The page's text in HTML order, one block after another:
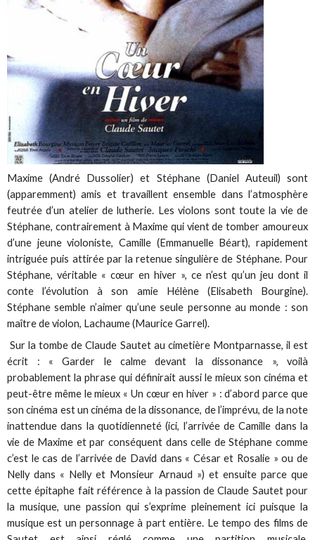
Maxime (André Dussolier) et Stéphane (Daniel Auteuil) sont
(apparemment) amis et travaillent ensemble dans l’atmosphère
feutrée d’un atelier de lutherie. Les violons sont toute la vie de
Stéphane, contrairement à Maxime qui vient de tomber amoureux
d’une jeune violoniste, Camille (Emmanuelle Béart), rapidement
intriguée puis attirée par la retenue singulière de Stéphane. Pour
Stéphane, véritable « cœur en hiver », ce n’est qu’un jeu dont il
conte l’évolution à son amie Hélène (Elisabeth Bourgine).
Stéphane semble n’aimer qu’une seule personne au monde : son
maître de violon, Lachaume (Maurice Garrel).
Sur la tombe de Claude Sautet au cimetière Montparnasse, il est
écrit : « Garder le calme devant la dissonance », voilà
probablement la phrase qui définirait aussi le mieux son cinéma et
peut-être même le mieux « Un cœur en hiver » : d’abord parce que
son cinéma est un cinéma de la dissonance, de l’imprévu, de la note
inattendue dans la quotidienneté (ici, l’arrivée de Camille dans la
vie de Maxime et par conséquent dans celle de Stéphane comme
c’est le cas de l’arrivée de David dans « César et Rosalie » ou de
Nelly dans « Nelly et Monsieur Arnaud ») et ensuite parce que
cette épitaphe fait référence à la passion de Claude Sautet pour
la musique, une passion qui s’exprime pleinement ici puisque la
musique est un personnage à part entière. Le tempo des films de